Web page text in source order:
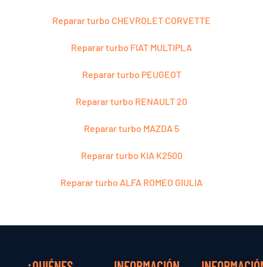
Reparar turbo CHEVROLET CORVETTE
Reparar turbo FIAT MULTIPLA
Reparar turbo PEUGEOT
Reparar turbo RENAULT 20
Reparar turbo MAZDA 5
Reparar turbo KIA K2500
Reparar turbo ALFA ROMEO GIULIA